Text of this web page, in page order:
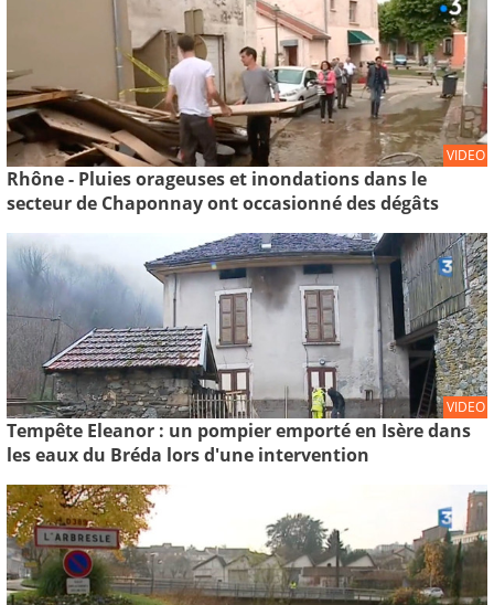
VIDEO
Rhône - Pluies orageuses et inondations dans le
secteur de Chaponnay ont occasionné des dégâts
VIDEO
Tempête Eleanor : un pompier emporté en Isère dans
les eaux du Bréda lors d'une intervention